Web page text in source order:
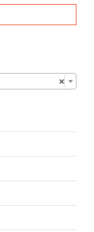
×